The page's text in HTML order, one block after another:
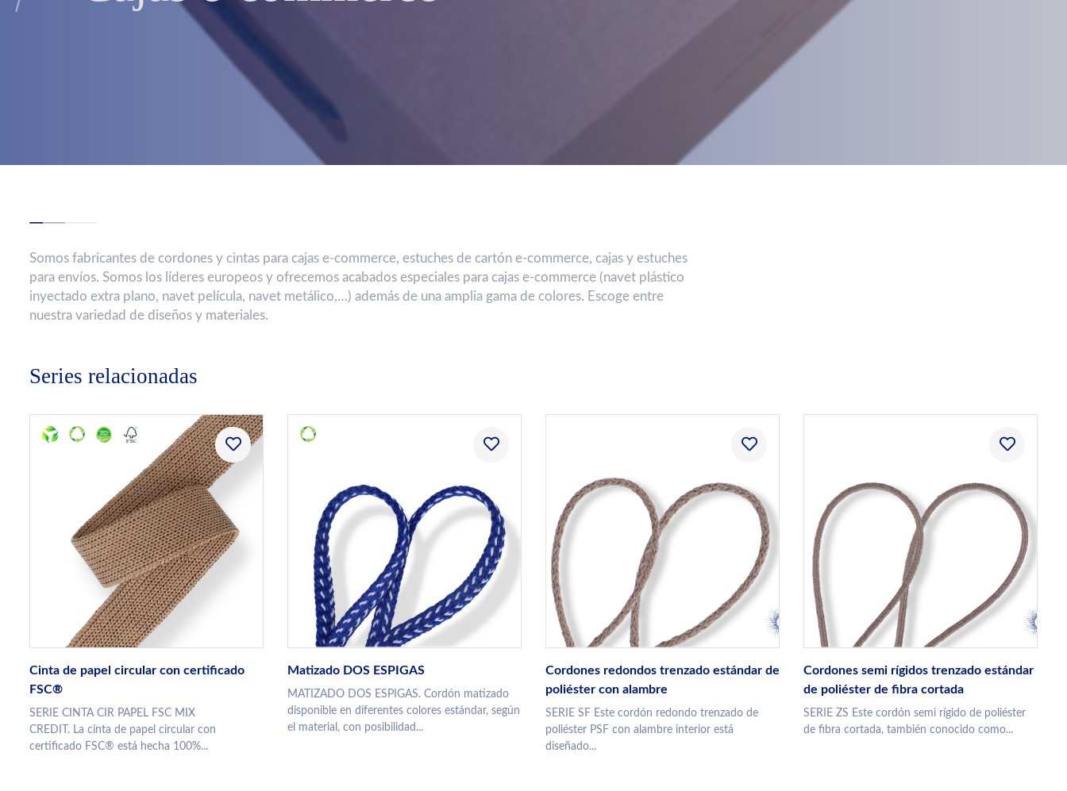
Somos fabricantes de cordones y cintas para cajas e-commerce, estuches de cartón e-commerce, cajas y estuches
para envíos. Somos los líderes europeos y ofrecemos acabados especiales para cajas e-commerce (navet plástico
inyectado extra plano, navet película, navet metálico,…) además de una amplia gama de colores. Escoge entre
nuestra variedad de diseños y materiales.
Series relacionadas
Cinta de papel circular con certificado
FSC®
SERIE CINTA CIR PAPEL FSC MIX
CREDIT. La cinta de papel circular con
certificado FSC® está hecha 100%...
Matizado DOS ESPIGAS
MATIZADO DOS ESPIGAS. Cordón matizado
disponible en diferentes colores estándar, según
el material, con posibilidad...
Cordones redondos trenzado estándar de
poliéster con alambre
SERIE SF Este cordón redondo trenzado de
poliéster PSF con alambre interior está
diseñado...
Cordones semi rígidos trenzado estándar
de poliéster de fibra cortada
SERIE ZS Este cordón semi rígido de poliéster
de fibra cortada, también conocido como...